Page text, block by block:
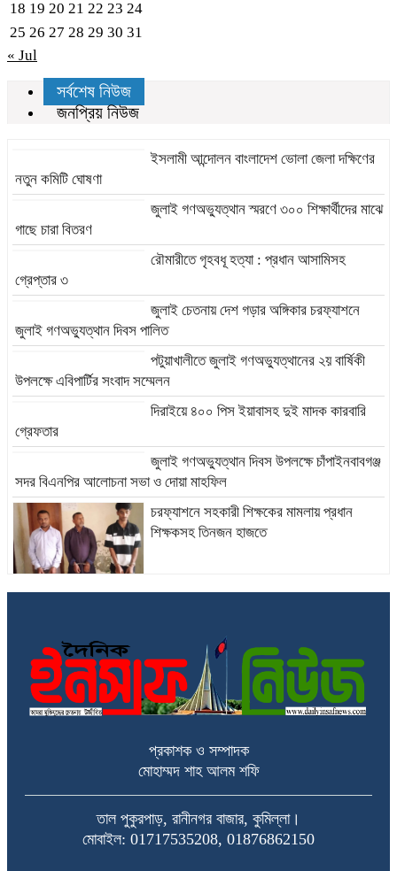
18 19 20 21 22 23 24
25 26 27 28 29 30 31
« Jul
সর্বশেষ নিউজ
জনপ্রিয় নিউজ
ইসলামী আন্দোলন বাংলাদেশ ভোলা জেলা দক্ষিণের
নতুন কমিটি ঘোষণা
জুলাই গণঅভ্যুত্থান স্মরণে ৩০০ শিক্ষার্থীদের মাঝে
গাছে চারা বিতরণ
রৌমারীতে গৃহবধূ হত্যা : প্রধান আসামিসহ
গ্রেপ্তার ৩
জুলাই চেতনায় দেশ গড়ার অঙ্গিকার চরফ্যাশনে
জুলাই গণঅভ্যুত্থান দিবস পালিত
পটুয়াখালীতে জুলাই গণঅভ্যুত্থানের ২য় বার্ষিকী
উপলক্ষে এবিপার্টির সংবাদ সম্মেলন
দিরাইয়ে ৪০০ পিস ইয়াবাসহ দুই মাদক কারবারি
গ্রেফতার
জুলাই গণঅভ্যুত্থান দিবস উপলক্ষে চাঁপাইনবাবগঞ্জ
সদর বিএনপির আলোচনা সভা ও দোয়া মাহফিল
চরফ্যাশনে সহকারী শিক্ষকের মামলায় প্রধান
শিক্ষকসহ তিনজন হাজতে
বিদ্যুৎ-গ্যাস সংকট ও দ্রব্যমূল্য নিয়ন্ত্রণের দাবিতে
কুমিল্লায় সোহান হত্যা মামলার রায়ে বাবার
যাবজ্জীবন, ছেলে খালাস
সাভারের বিতর্কিত সাব-রেজিস্টার জাকিরের অবসান,
বাংলাদেশ অনলাইন কেন্দ্রীয় প্রেসক্লাবের সদস্য
প্রকাশক ও সম্পাদক
মোহাম্মদ শাহ আলম শফি
তাল পুকুরপাড়, রানীনগর বাজার, কুমিল্লা।
মোবাইল: 01717535208, 01876862150